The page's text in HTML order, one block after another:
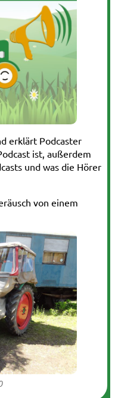
erklärt Podcaster
ist, außerdem
und was die Hörer
von einem